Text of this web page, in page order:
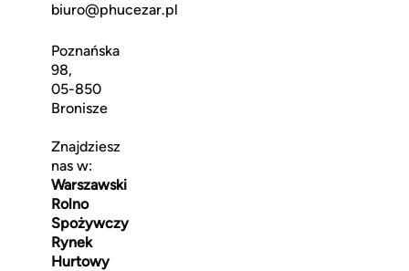
biuro@phucezar.pl
Poznańska
98,
05-850
Bronisze
Znajdziesz
nas w:
Warszawski
Rolno
Spożywczy
Rynek
Hurtowy